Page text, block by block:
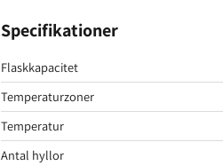
Specifikationer
Flaskkapacitet
Temperaturzoner
Temperatur
Antal hyllor